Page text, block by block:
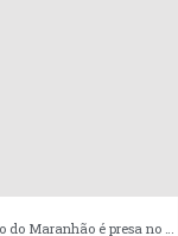
Foragida há um ano, ex-prefeita de Serrano do Maranhão é presa no RJ